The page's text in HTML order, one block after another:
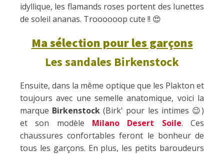
idyllique, les flamands roses portent des lunettes
de soleil ananas. Troooooop cute !! 😍
Ma sélection pour les garçons
Les sandales Birkenstock
Ensuite, dans la même optique que les Plakton et
toujours avec une semelle anatomique, voici la
marque Birkenstock (Birk' pour les intimes 😉)
et son modèle Milano Desert Soile. Ces
chaussures confortables feront le bonheur de
tous les garçons. En plus, les petits baroudeurs